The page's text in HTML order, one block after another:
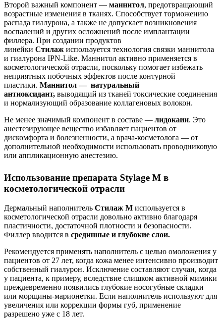
Второй важный компонент — маннитол, предотвращающий
возрастные изменения в тканях. Способствует торможению
распада гиалурона, а также не допускает возникновения
воспалений и других осложнений после имплантации
филлера. При создании продуктов
линейки Стилаж используется технология связки маннитола
и гиалурона IPN-Like. Маннитол активно применяется в
косметологической отрасли, поскольку помогает избежать
неприятных побочных эффектов после контурной
пластики. Маннитол — натуральный
антиоксидант, выводящий из тканей токсические соединения
и нормализующий образование коллагеновых волокон.
Не менее значимый компонент в составе — лидокаин. Это
анестезирующее вещество избавляет пациентов от
дискомфорта и болезненности, а врача-косметолога — от
дополнительной необходимости использовать проводниковую
или аппликационную анестезию.
Использование препарата Stylage M в
косметологической отрасли
Дермальный наполнитель Стилаж М используется в
косметологической отрасли довольно активно благодаря
пластичности, достаточной плотности и безопасности.
Филлер вводится в срединные и глубокие слои.
Рекомендуется применять наполнитель с целью омоложения у
пациентов от 27 лет, когда кожа менее интенсивно производит
собственный гиалурон. Исключение составляют случаи, когда
у пациента, к примеру, вследствие слишком активной мимики
преждевременно появились глубокие носогубные складки
или морщины-марионетки. Если наполнитель используют для
увеличения или коррекции формы губ, применение
разрешено уже с 18 лет.